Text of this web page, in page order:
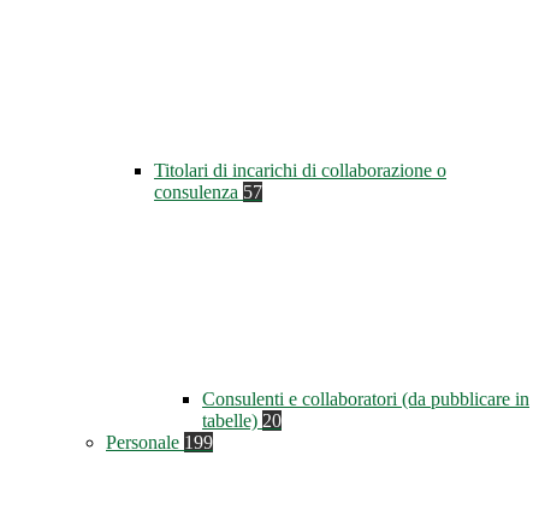
Titolari di incarichi di collaborazione o
consulenza 57
Consulenti e collaboratori (da pubblicare in
tabelle) 20
Personale 199